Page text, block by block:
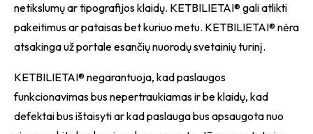
netikslumų ar tipografijos klaidų. KETBILIETAI® gali atlikti
pakeitimus ar pataisas bet kuriuo metu. KETBILIETAI® nėra
atsakinga už portale esančių nuorodų svetainių turinį.
KETBILIETAI® negarantuoja, kad paslaugos
funkcionavimas bus nepertraukiamas ir be klaidų, kad
defektai bus ištaisyti ar kad paslauga bus apsaugota nuo